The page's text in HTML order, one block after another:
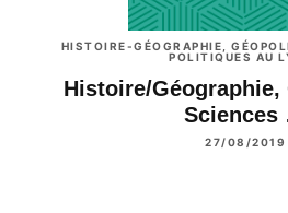
HISTOIRE-GÉOGRAPHIE,
POLITIQUES AU
Histoire/
27/08/2019